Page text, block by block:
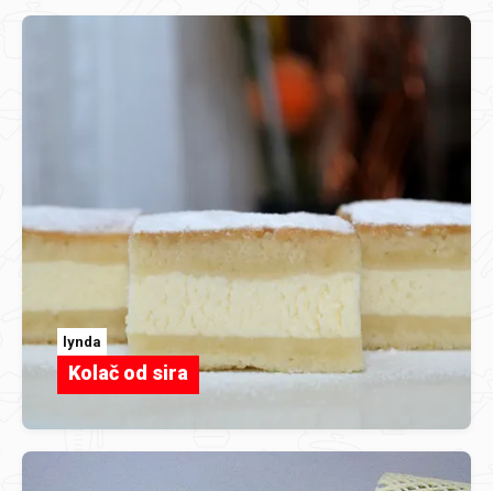
lynda
Kolač od sira